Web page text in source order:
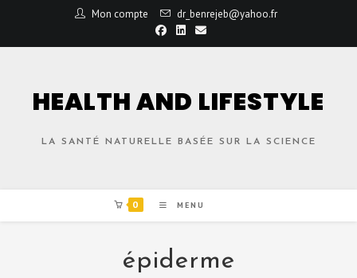
Mon compte dr_benrejeb@yahoo.fr
HEALTH AND LIFESTYLE
LA SANTÉ NATURELLE BASÉE SUR LA SCIENCE
0 MENU
épiderme